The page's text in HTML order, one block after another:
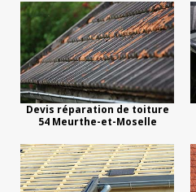
Devis réparation de toiture
54 Meurthe-et-Moselle